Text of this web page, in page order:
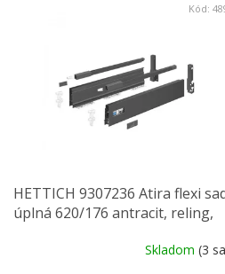
HETTICH 9307236 Atira flexi
úplná 620/176 antracit, reling,
Skladom (3
Kód: